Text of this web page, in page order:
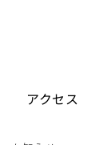
アクセス